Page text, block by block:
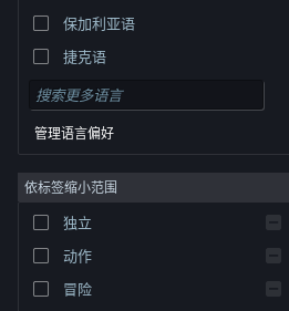
保加利亚语
捷克语
丹麦语
德语
英语
西班牙语 - 西班牙
西班牙语 - 拉丁美洲
希腊语
管理语言偏好
依标签缩小范围
独立
动作
冒险